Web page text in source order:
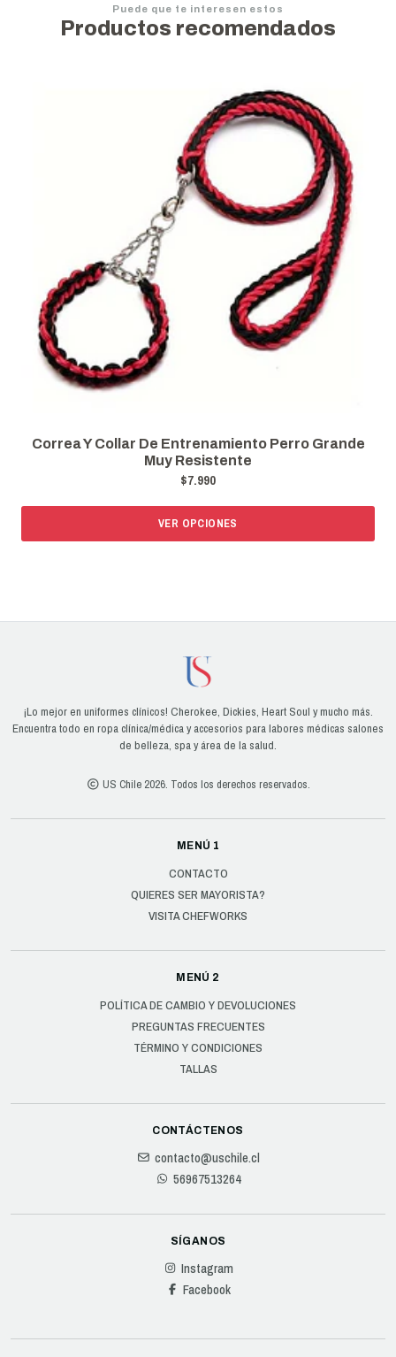
Puede que te interesen estos
Productos recomendados
Correa Y Collar De Entrenamiento Perro Grande
Muy Resistente
$7.990
VER OPCIONES
¡Lo mejor en uniformes clínicos! Cherokee, Dickies, Heart Soul y mucho más.
Encuentra todo en ropa clínica/médica y accesorios para labores médicas salones
de belleza, spa y área de la salud.
US Chile 2026. Todos los derechos reservados.
MENÚ 1
CONTACTO
QUIERES SER MAYORISTA?
VISITA CHEFWORKS
MENÚ 2
POLÍTICA DE CAMBIO Y DEVOLUCIONES
PREGUNTAS FRECUENTES
TÉRMINO Y CONDICIONES
TALLAS
CONTÁCTENOS
contacto@uschile.cl
56967513264
SÍGANOS
Instagram
Facebook